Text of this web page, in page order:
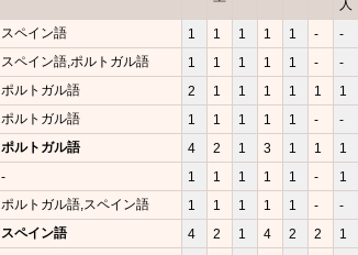
人
スペイン語 1 1 1 1 1 - -
スペイン語,ポルトガル語 1 1 1 1 1 - -
ポルトガル語 2 1 1 1 1 1 1
ポルトガル語 1 1 1 1 1 - -
ポルトガル語 4 2 1 3 1 1 1
- 1 1 1 1 1 - 1
ポルトガル語,スペイン語 1 1 1 1 1 - -
スペイン語 4 2 1 4 2 2 1